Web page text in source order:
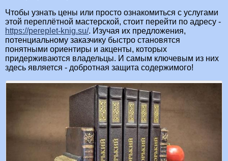
Чтобы узнать цены или просто ознакомиться с услугами
этой переплётной мастерской, стоит перейти по адресу -
https://pereplet-knig.su/. Изучая их предложения,
потенциальному заказчику быстро становятся
понятными ориентиры и акценты, которых
придерживаются владельцы. И самым ключевым из них
здесь является - добротная защита содержимого!